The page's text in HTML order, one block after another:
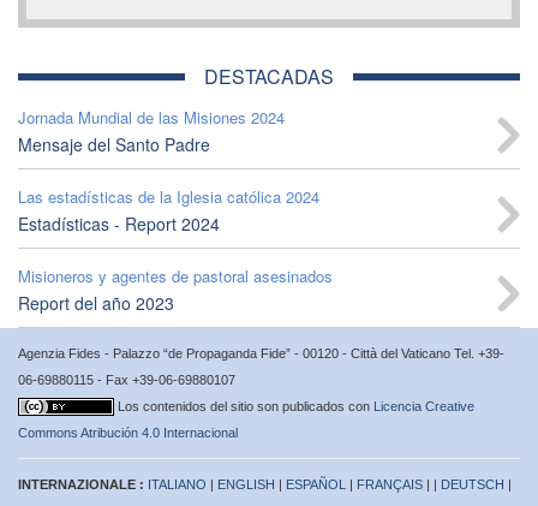
DESTACADAS
Jornada Mundial de las Misiones 2024
Mensaje del Santo Padre
Las estadísticas de la Iglesia católica 2024
Estadísticas - Report 2024
Misioneros y agentes de pastoral asesinados
Report del año 2023
Agenzia Fides - Palazzo “de Propaganda Fide” - 00120 - Città del Vaticano Tel. +39-
06-69880115 - Fax +39-06-69880107
Los contenidos del sitio son publicados con Licencia Creative
Commons Atribución 4.0 Internacional
INTERNAZIONALE : ITALIANO | ENGLISH | ESPAÑOL | FRANÇAIS | | DEUTSCH |